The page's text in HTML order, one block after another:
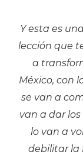
Y esta es
lección que
a
México, con
se van a
van a dar los
lo van a
debilitar la